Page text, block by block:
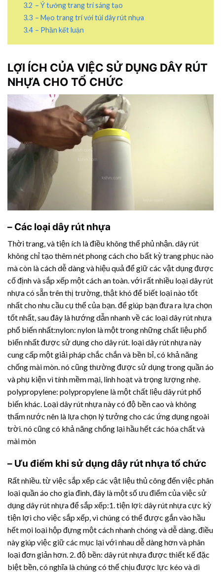
3.2 – Ý tưởng trang trí sáng tạo
3.3 – Mẹo trang trí với túi dây rút nhựa
3.4 – Phần kết luận
LỢI ÍCH CỦA VIỆC SỬ DỤNG DÂY RÚT
NHỰA CHO TỔ CHỨC
– Các loại dây rút nhựa
Thời trang, và tiện ích là điều không thể phủ nhận. dây rút
không chỉ tạo thêm nét phong cách cho bất kỳ trang phục nào
mà còn là cách dễ dàng và hiệu quả để giữ các vật dụng được
cố định và sắp xếp một cách an toàn. với rất nhiều loạidây rút
nhựacó sẵn trên thị trường, thật khó để biết loại nào tốt
nhất cho nhu cầu cụ thể của bạn. để giúp bạn đưa ra lựa chọn
tốt nhất, sau đây là hướng dẫn nhanh về các loạidây rút nhựa
phổ biến nhất:nylon: nylon là một trong những chất liệu phổ
biến nhất được sử dụng cho dây rút. loạidây rút nhựanày
cung cấp một giải pháp chắc chắn và bền bỉ, có khả năng
chống mài mòn. nó cũng thường được sử dụng trong quần áo
và phụ kiện vì tính mềm mại, linh hoạt và trọng lượng nhẹ.
polypropylene: polypropylene là một chất liệu dây rút phổ
biến khác. Loạidây rút nhựanày có độ bền cao và không
thấm nước nên là lựa chọn lý tưởng cho các ứng dụng ngoài
trời. nó cũng có khả năng chống lại hầu hết các hóa chất và
mài mòn
– Ưu điểm khi sử dụng dây rút nhựa tổ chức
Rất nhiều. từ việc sắp xếp các vật liệu thủ công đến việc phân
loại quần áo cho gia đình, đây là một số ưu điểm của việc sử
dụngdây rút nhựađể sắp xếp:1. tiện lợi: dây rút nhựacực kỳ
tiện lợi cho việc sắp xếp, vì chúng có thể được gắn vào hầu
hết mọi loại hộp đựng một cách nhanh chóng và dễ dàng. điều
này giúp việc giữ các mục lại với nhau dễ dàng hơn và phân
loại đơn giản hơn. 2. độ bền: dây rút nhựađược thiết kế đặc
biệt bền, có nghĩa là chúng có thể chịu được lực kéo và di